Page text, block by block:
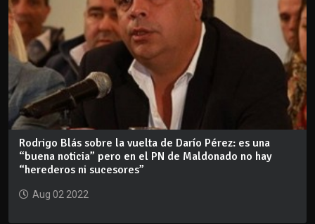
Rodrigo Blás sobre la vuelta de Darío Pérez: es una
“buena noticia” pero en el PN de Maldonado no hay
“herederos ni sucesores”
Aug 02 2022